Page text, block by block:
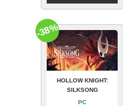
HOLLOW KNIGHT:
SILKSONG
PC
-38%